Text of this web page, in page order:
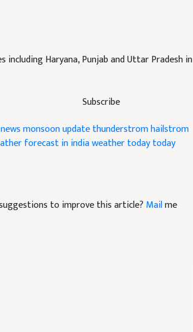
Subscribe
Haryana, Punjab and Uttar Pradesh in
monsoon updatethunderstromhailstrom
forecast in indiaweather todaytoday
to improve this article? Mailme